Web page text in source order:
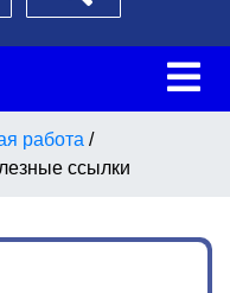
работа /
ссылки